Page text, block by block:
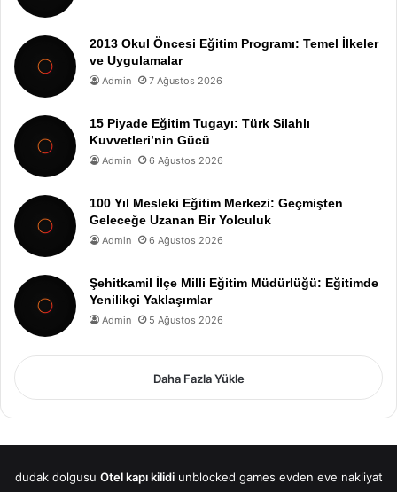
2013 Okul Öncesi Eğitim Programı: Temel İlkeler
ve Uygulamalar
Admin 7 Ağustos 2026
15 Piyade Eğitim Tugayı: Türk Silahlı
Kuvvetleri’nin Gücü
Admin 6 Ağustos 2026
100 Yıl Mesleki Eğitim Merkezi: Geçmişten
Geleceğe Uzanan Bir Yolculuk
Admin 6 Ağustos 2026
Şehitkamil İlçe Milli Eğitim Müdürlüğü: Eğitimde
Yenilikçi Yaklaşımlar
Admin 5 Ağustos 2026
Daha Fazla Yükle
dudak dolgusu Otel kapı kilidi unblocked games evden eve nakliyat